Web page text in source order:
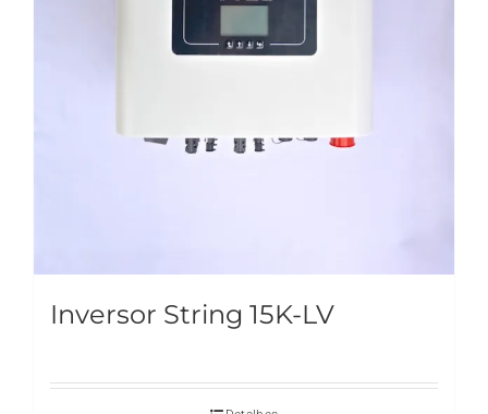
Inversor String 15K-LV